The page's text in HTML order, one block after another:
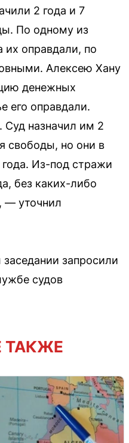
2 года и 7
По одному из
их оправдали, по
Алексею Хану
денежных
его оправдали.
Суд назначил им 2
свободы, но они в
Из-под стражи
без каких-либо
— уточнил
запросили
судов
ТАКЖЕ